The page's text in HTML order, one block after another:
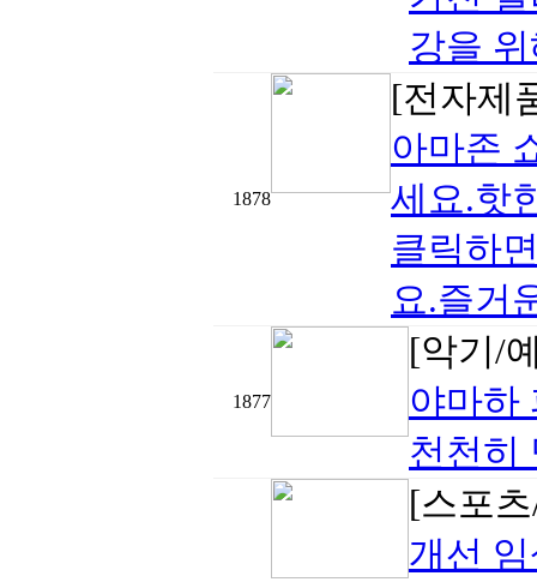
강을
1878
[전자제
아마존
세요.핫
클릭하
요.즐거
1877
[악기/
야마하
천천히
[스포
개선